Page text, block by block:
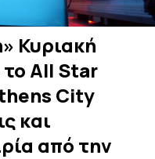
Κυριακή
All Star
City
και
από την